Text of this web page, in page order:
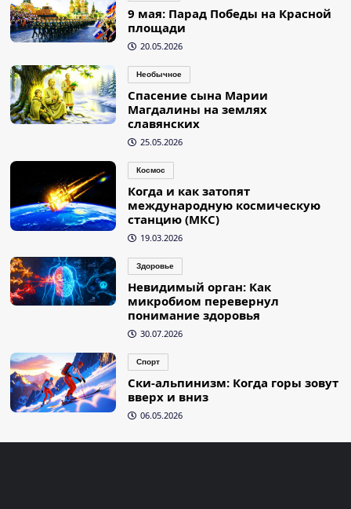
9 мая: Парад Победы на Красной
площади
20.05.2026
Необычное
Спасение сына Марии
Магдалины на землях
славянских
25.05.2026
Космос
Когда и как затопят
международную космическую
станцию (МКС)
19.03.2026
Здоровье
Невидимый орган: Как
микробиом перевернул
понимание здоровья
30.07.2026
Спорт
Ски-альпинизм: Когда горы зовут
вверх и вниз
06.05.2026